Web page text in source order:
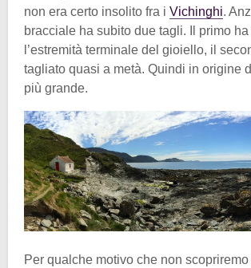
non era certo insolito fra i Vichinghi.
bracciale ha subito due tagli. Il primo
l’estremità terminale del gioiello, il
tagliato quasi a metà. Quindi in origine
più grande.
Per qualche motivo che non scopriremo